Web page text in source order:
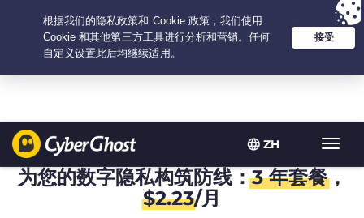
ZH
Your choice:The Best Dealfor 3.3333333333333-years at $2.23
/month
为您的数字隐私构筑防线：3 年套餐，
$2.23/月